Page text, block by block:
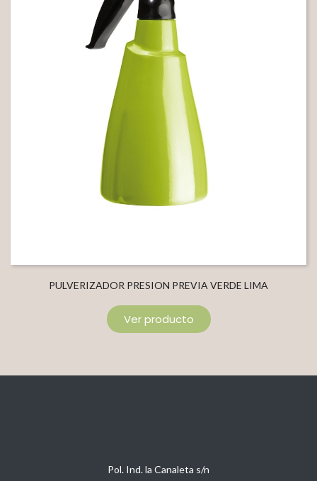
PULVERIZADOR PRESION PREVIA VERDE LIMA
Ver producto
Pol. Ind. la Canaleta s/n